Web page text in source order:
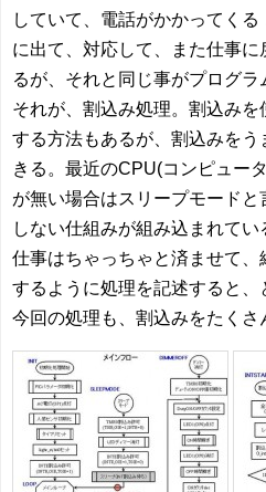
していて、電話がかかってく
に出て、対応して、また仕事
るが、それと同じ事がプログラ
それが、割込み処理。割込み
する方法もあるが、割込みを
きる。最近のCPU(コンピュー
が無い場合はスリープモード
しない仕組みが組み込まれて
仕事はちゃっちゃと済ませて
するように処理を記述すると、
今回の処理も、割込みをたくさ